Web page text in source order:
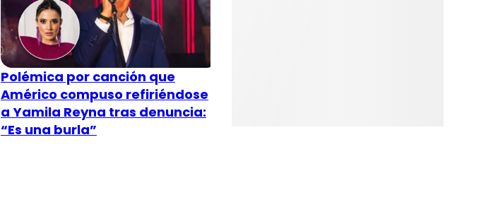
Polémica por canción que
Américo compuso refiriéndose
a Yamila Reyna tras denuncia:
“Es una burla”